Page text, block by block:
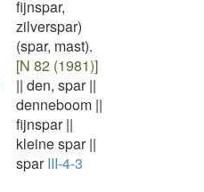
fijnspar,
zilverspar)
(spar, mast).
[N 82 (1981)]
|| den, spar||
denneboom ||
fijnspar||
kleine spar||
spar III-4-3